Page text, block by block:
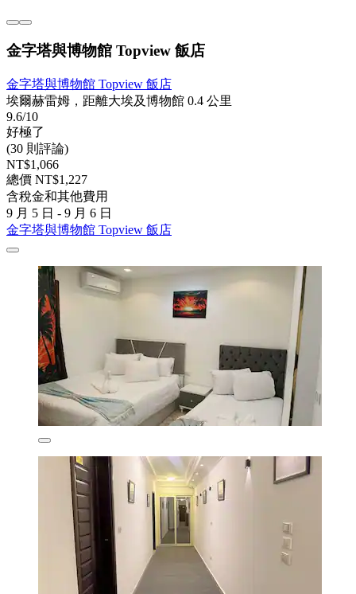
金字塔與博物館 Topview 飯店
金字塔與博物館 Topview 飯店
埃爾赫雷姆，距離大埃及博物館 0.4 公里
9.6/10
好極了
(30 則評論)
NT$1,066
總價 NT$1,227
含稅金和其他費用
9 月 5 日 - 9 月 6 日
金字塔與博物館 Topview 飯店